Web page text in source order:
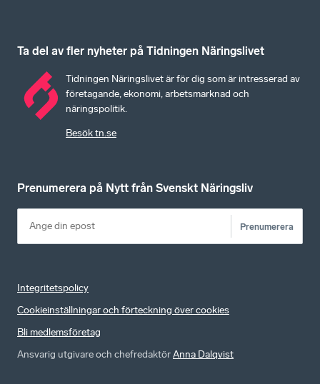
Ta del av fler nyheter på Tidningen Näringslivet
Tidningen Näringslivet är för dig som är intresserad av
företagande, ekonomi, arbetsmarknad och
näringspolitik.
Besök tn.se
Prenumerera på Nytt från Svenskt Näringsliv
Prenumerera
Integritetspolicy
Cookieinställningar och förteckning över cookies
Bli medlemsföretag
Ansvarig utgivare och chefredaktörAnna Dalqvist